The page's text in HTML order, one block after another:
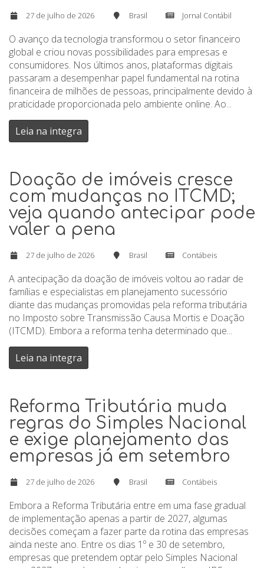
27 de julho de 2026 Brasil Jornal Contábil
O avanço da tecnologia transformou o setor financeiro
global e criou novas possibilidades para empresas e
consumidores. Nos últimos anos, plataformas digitais
passaram a desempenhar papel fundamental na rotina
financeira de milhões de pessoas, principalmente devido à
praticidade proporcionada pelo ambiente online. Ao...
Leia na integra
Doação de imóveis cresce
com mudanças no ITCMD;
veja quando antecipar pode
valer a pena
27 de julho de 2026 Brasil Contábeis
A antecipação da doação de imóveis voltou ao radar de
famílias e especialistas em planejamento sucessório
diante das mudanças promovidas pela reforma tributária
no Imposto sobre Transmissão Causa Mortis e Doação
(ITCMD). Embora a reforma tenha determinado que...
Leia na integra
Reforma Tributária muda
regras do Simples Nacional
e exige planejamento das
empresas já em setembro
27 de julho de 2026 Brasil Contábeis
Embora a Reforma Tributária entre em uma fase gradual
de implementação apenas a partir de 2027, algumas
decisões começam a fazer parte da rotina das empresas
ainda neste ano. Entre os dias 1º e 30 de setembro,
empresas que pretendem optar pelo Simples Nacional